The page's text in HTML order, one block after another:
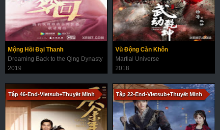
Mộng Hồi Đại Thanh
Dreaming Back to the Qing Dynasty
2019
Vũ Động Càn Khôn
Martial Universe
2018
Tập 46-End-Vietsub+Thuyết Minh Tập 22-End-Vietsub+Thuyết Minh